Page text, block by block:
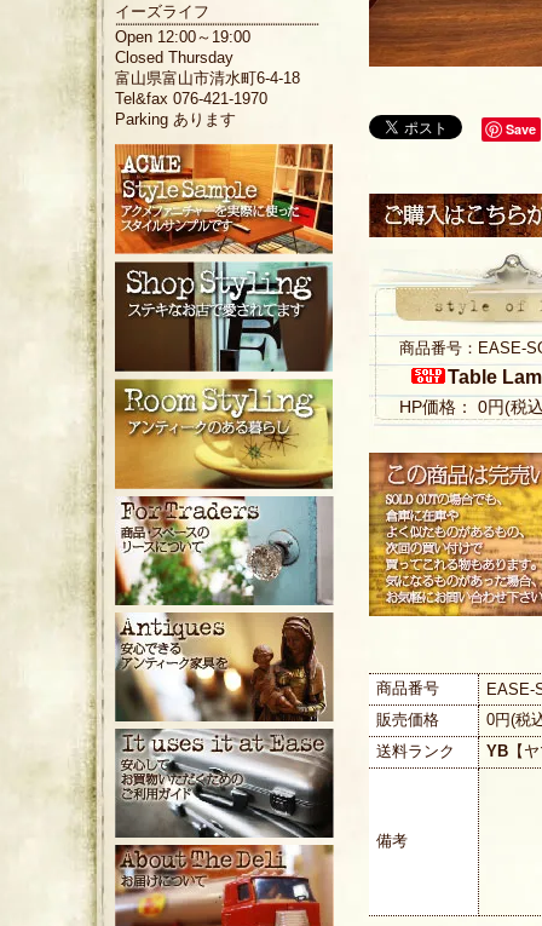
Save
商品番号：EASE-
Table
HP価格： 0円(税
商品番号
EASE-
販売価格
0円(税
送料ランク
YB 【
備考
イーズライフ
Open 12:00～19:00
Closed Thursday
富山県富山市清水町6-4-18
Tel&fax 076-421-1970
Parking あります